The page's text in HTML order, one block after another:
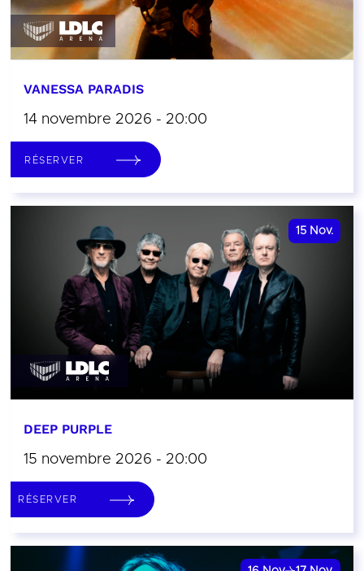
VANESSA PARADIS
14 novembre 2026 - 20:00
RÉSERVER
15 Nov.
DEEP PURPLE
15 novembre 2026 - 20:00
RÉSERVER